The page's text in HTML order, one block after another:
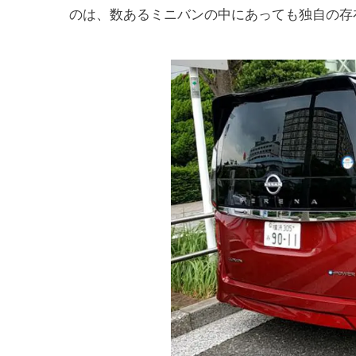
のは、数あるミニバンの中にあっても独自の